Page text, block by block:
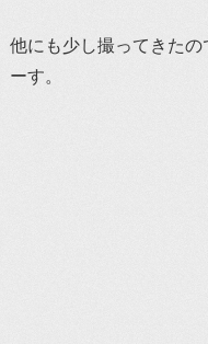
他にも少し撮ってきた
ーす。